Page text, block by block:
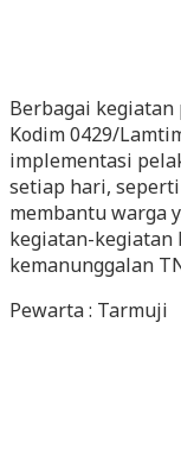
Berbagai
Kodim 0429/
implementasi
setiap hari,
membantu warga
kegiatan-kegiatan
kemanunggalan
Pewarta : Tarmuji